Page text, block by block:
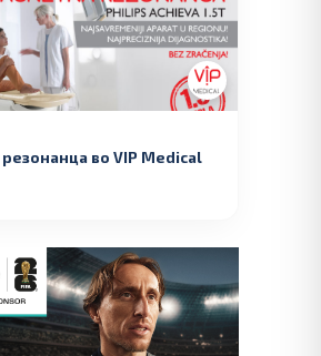
во VIP Medical